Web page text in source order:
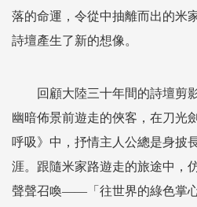
落的命運，令從中抽離而出的米
詩壇產生了新的想像。
回顧大陸三十年間的詩壇剪影
幽暗佈景前遊走的俠客，在刀光
呼吸》中，抒情主人公總是身披
涯。跟隨米家路遊走的旅途中，
聲聲召喚——「往世界的綠色掌